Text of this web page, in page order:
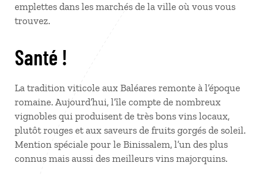
emplettes dans les marchés de la ville où vous vous
trouvez.
Santé !
La tradition viticole aux Baléares remonte à l’époque
romaine. Aujourd’hui, l’île compte de nombreux
vignobles qui produisent de très bons vins locaux,
plutôt rouges et aux saveurs de fruits gorgés de soleil.
Mention spéciale pour le Binissalem, l’un des plus
connus mais aussi des meilleurs vins majorquins.